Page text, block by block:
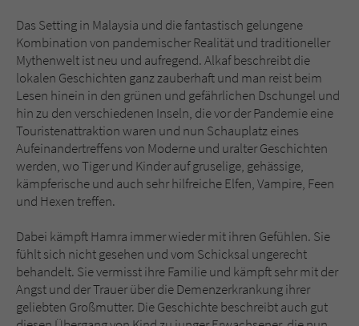
Das Setting in Malaysia und die fantastisch gelungene
Kombination von pandemischer Realität und traditioneller
Mythenwelt ist neu und aufregend. Alkaf beschreibt die
lokalen Geschichten ganz zauberhaft und man reist beim
Lesen hinein in den grünen und gefährlichen Dschungel und
hin zu den verschiedenen Inseln, die vor der Pandemie eine
Touristenattraktion waren und nun Schauplatz eines
Aufeinandertreffens von Moderne und uralter Geschichten
werden, wo Tiger und Kinder auf gruselige, gehässige,
kämpferische und auch sehr hilfreiche Elfen, Vampire, Feen
und Hexen treffen.
Dabei kämpft Hamra immer wieder mit ihren Gefühlen. Sie
fühlt sich nicht gesehen und vom Schicksal ungerecht
behandelt. Sie vermisst ihre Familie und kämpft sehr mit der
Angst und der Trauer über die Demenzerkrankung ihrer
geliebten Großmutter. Die Geschichte beschreibt auch gut